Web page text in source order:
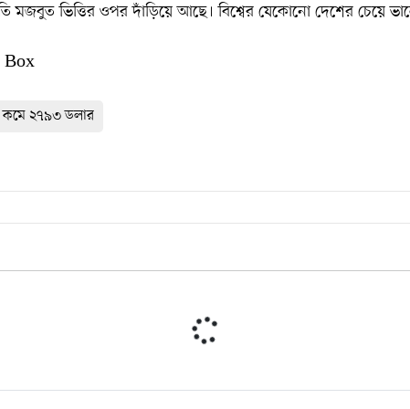
মজবুত ভিত্তির ওপর দাঁড়িয়ে আছে। বিশ্বের যেকোনো দেশের চেয়ে
Box
কমে ২৭৯৩ ডলার